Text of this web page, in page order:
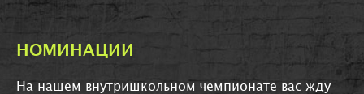
НОМИНАЦИИ
На нашем внутришкольном чемпионате вас жду